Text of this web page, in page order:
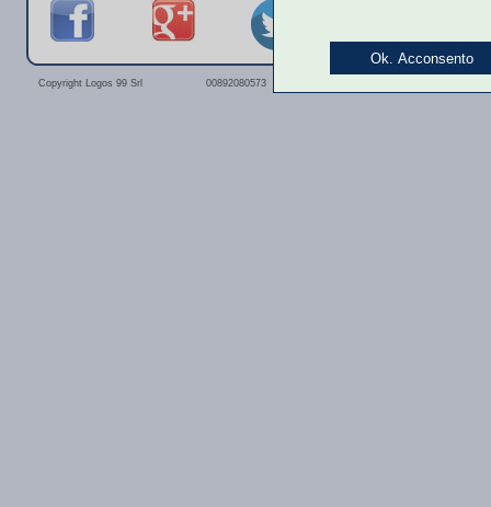
Copyright Logos 99 Srl 00892080573
Ok. Acconsento